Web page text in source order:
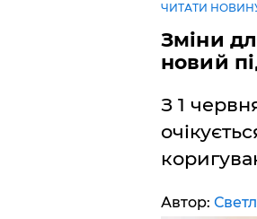
ЧИТАТИ
Зміни
новий
З 1
Автор: